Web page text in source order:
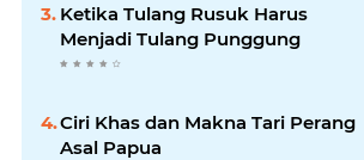
Ketika Tulang Rusuk Harus
Menjadi Tulang Punggung
Ciri Khas dan Makna Tari Perang
Asal Papua